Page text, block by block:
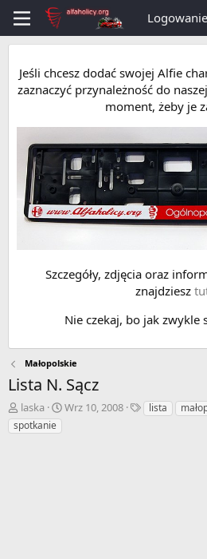
Logowanie
Jeśli chcesz dodać swojej Alfie
zaznaczyć przynależność do
moment, żeby je
Szczegóły, zdjęcia oraz
znajdziesz
Nie czekaj, bo jak zwykle
Małopolskie
Lista N. Sącz
A
u
t
laska
D
Wrz 10, 2008
Tlista
spotkanie